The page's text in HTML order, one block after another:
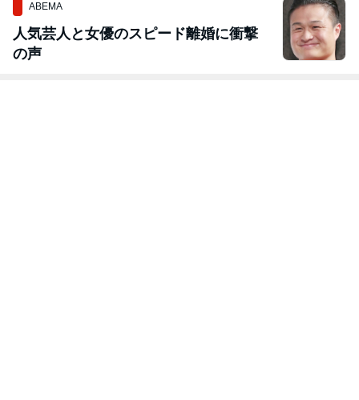
ABEMA
人気芸人と女優のスピード離婚に衝撃
の声